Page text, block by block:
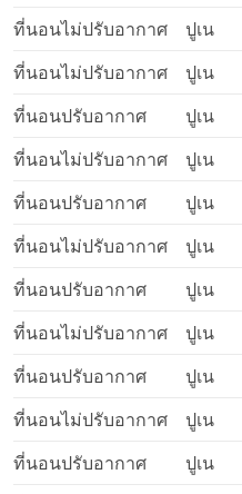
ที่นอนไม่ปรับอากาศ
ปูเน
ที่นอนไม่ปรับอากาศ
ปูเน
ที่นอนปรับอากาศ
ปูเน
ที่นอนไม่ปรับอากาศ
ปูเน
ที่นอนปรับอากาศ
ปูเน
ที่นอนไม่ปรับอากาศ
ปูเน
ที่นอนปรับอากาศ
ปูเน
ที่นอนไม่ปรับอากาศ
ปูเน
ที่นอนปรับอากาศ
ปูเน
ที่นอนไม่ปรับอากาศ
ปูเน
ที่นอนปรับอากาศ
ปูเน